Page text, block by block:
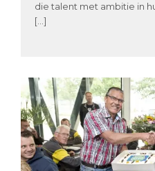
die talent met ambitie in
[…]